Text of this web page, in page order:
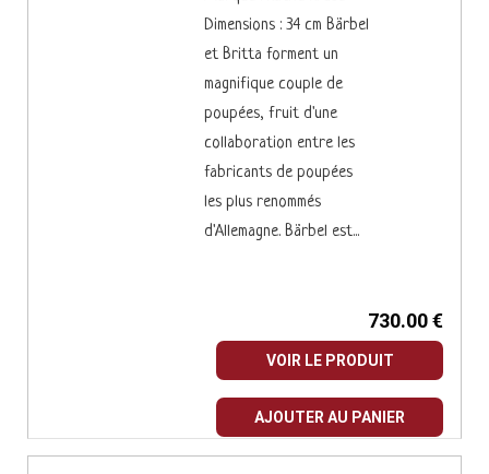
Dimensions : 34 cm Bärbel
et Britta forment un
magnifique couple de
poupées, fruit d'une
collaboration entre les
fabricants de poupées
les plus renommés
d'Allemagne. Bärbel est...
730.00 €
VOIR LE PRODUIT
AJOUTER AU PANIER